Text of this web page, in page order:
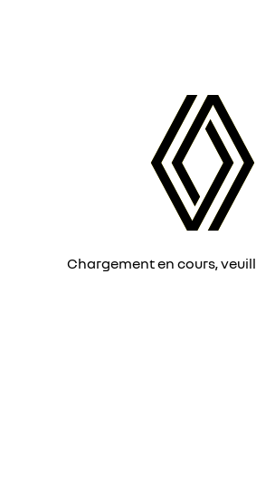
Chargement en cours,